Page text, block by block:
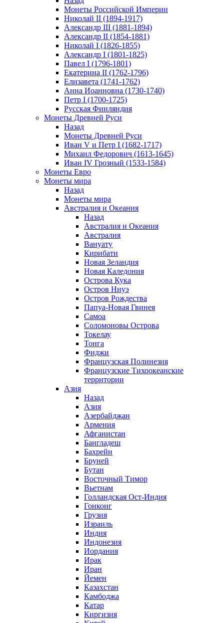
Монеты Российской Империи
Николай II (1894-1917)
Александр III (1881-1894)
Александр II (1854-1881)
Николай I (1826-1855)
Александр I (1801-1825)
Павел I (1796-1801)
Екатерина II (1762-1796)
Елизавета (1741-1762)
Анна Иоанновна (1730-1740)
Петр I (1700-1725)
Русская Финляндия
Монеты Древней Руси
Назад
Монеты Древней Руси
Иван V и Петр I (1682-1717)
Михаил Федорович (1613-1645)
Иван IV Грозный (1533-1584)
Монеты Евро
Монеты мира
Назад
Монеты мира
Австралия и Океания
Назад
Австралия и Океания
Австралия
Вануату
Кирибати
Новая Зеландия
Новая Каледония
Острова Кука
Остров Ниуэ
Остров Рождества
Папуа-Новая Гвинея
Самоа
Соломоновы Острова
Токелау
Тонга
Фиджи
Французская Полинезия
Французские Тихоокеанские
территории
Азия
Назад
Азия
Азербайджан
Армения
Афганистан
Бангладеш
Бахрейн
Бруней
Бутан
Восточный Тимор
Вьетнам
Голландская Ост-Индия
Гонконг
Грузия
Израиль
Индия
Индонезия
Иордания
Ирак
Иран
Йемен
Казахстан
Камбоджа
Катар
Киргизия